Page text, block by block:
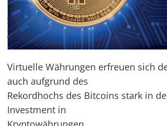
Virtuelle Währungen erfreuen sich
auch aufgrund des
Rekordhochs des Bitcoins stark in
Investment in